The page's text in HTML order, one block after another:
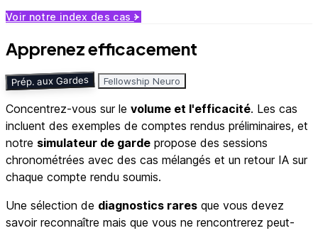
Voir notre index des cas
Apprenez efficacement
Prép. aux Gardes Fellowship Neuro
Concentrez-vous sur le volume et l'efficacité. Les cas
incluent des exemples de comptes rendus préliminaires, et
notre simulateur de garde propose des sessions
chronométrées avec des cas mélangés et un retour IA sur
chaque compte rendu soumis.
Une sélection de diagnostics rares que vous devez
savoir reconnaître mais que vous ne rencontrerez peut-